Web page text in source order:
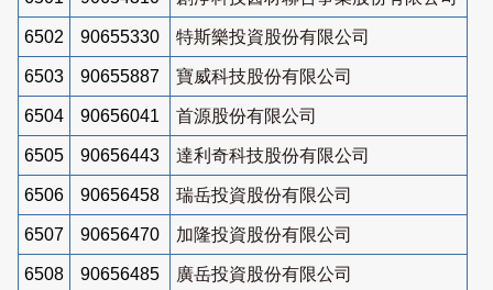
6502 90655330 特斯樂投資股份有限公司
6503 90655887 寶威科技股份有限公司
6504 90656041 首源股份有限公司
6505 90656443 達利奇科技股份有限公司
6506 90656458 瑞岳投資股份有限公司
6507 90656470 加隆投資股份有限公司
6508 90656485 廣岳投資股份有限公司